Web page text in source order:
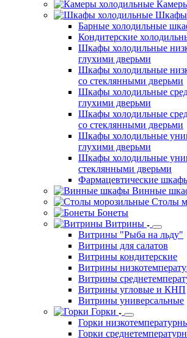
Шкафы
Барные холодильные
Кондитерские
Шкафы холодильные
глухими дверьми
Шкафы холодильные
со стеклянными дверьми
Шкафы холодильные
глухими дверьми
Шкафы холодильные
со стеклянными дверьми
Шкафы холодильные
глухими дверьми
Шкафы холодильные
стеклянными дверьми
Фармацевтические
Винные
Столы
Бонеты
Витрины
Витрины "Рыба на льду"
Витрины для салатов
Витрины кондитерские
Витрины
Витрины
Витрины угловые и КНП
Витрины универсальные
Горки
Горки
Горки